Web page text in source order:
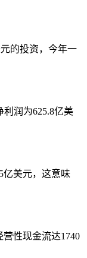
的投资，今年一
润为625.8亿美
亿美元，这意味
性现金流达1740